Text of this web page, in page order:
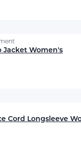
Jacket Women's
Cord Longsleeve